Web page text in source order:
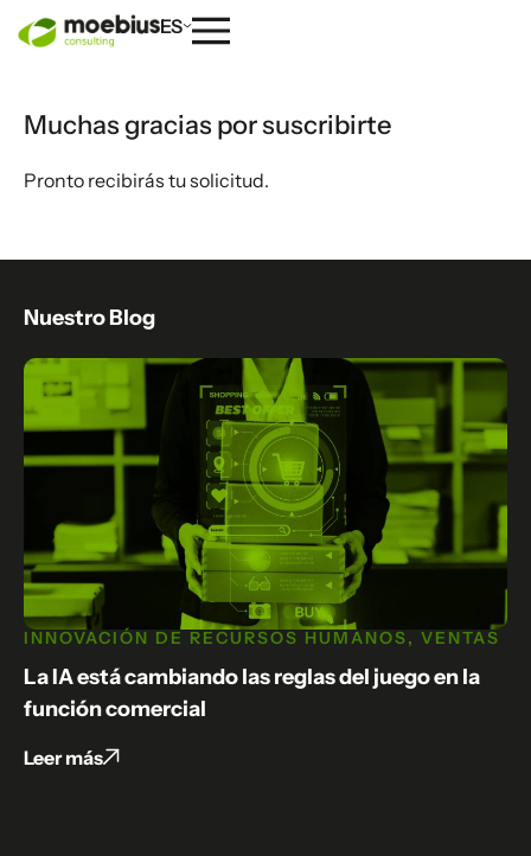
ES
Muchas gracias por suscribirte
Pronto recibirás tu solicitud.
Nuestro Blog
INNOVACIÓN DE RECURSOS HUMANOS, VENTAS
La IA está cambiando las reglas del juego en la
función comercial
Leer más